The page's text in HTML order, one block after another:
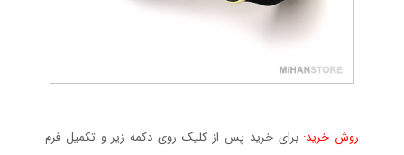
روش خرید: برای خرید پس از کلیک روی دکمه زیر و تکمیل فرم